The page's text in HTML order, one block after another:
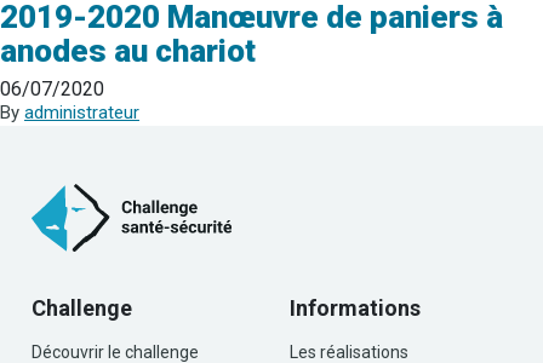
2019-2020 Manœuvre de paniers à
anodes au chariot
06/07/2020
By administrateur
Challenge
Découvrir le challenge
Informations
Les réalisations